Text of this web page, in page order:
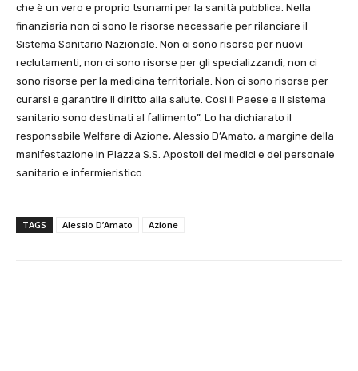
che è un vero e proprio tsunami per la sanità pubblica. Nella
finanziaria non ci sono le risorse necessarie per rilanciare il
Sistema Sanitario Nazionale. Non ci sono risorse per nuovi
reclutamenti, non ci sono risorse per gli specializzandi, non ci
sono risorse per la medicina territoriale. Non ci sono risorse per
curarsi e garantire il diritto alla salute. Così il Paese e il sistema
sanitario sono destinati al fallimento”. Lo ha dichiarato il
responsabile Welfare di Azione, Alessio D’Amato, a margine della
manifestazione in Piazza S.S. Apostoli dei medici e del personale
sanitario e infermieristico.
TAGS Alessio D’Amato Azione